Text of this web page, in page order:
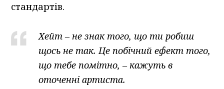
стандартів.
Хейт – не знак того, що ти робиш
щось не так. Це побічний ефект того,
що тебе помітно, – кажуть в
оточенні артиста.